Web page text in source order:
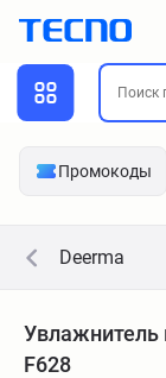
Промокоды
Deerma
Увлажнитель
F628